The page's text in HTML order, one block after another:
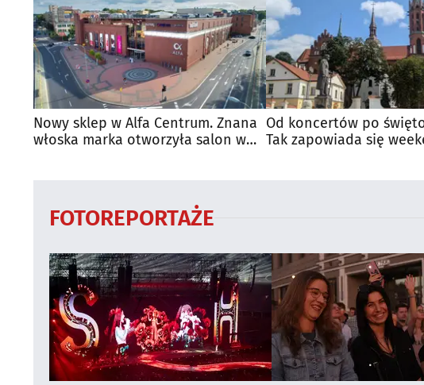
Nowy sklep w Alfa Centrum. Znana
włoska marka otworzyła salon w
Od koncertów po
Tak zapowiada się
FOTOREPORTAŻE